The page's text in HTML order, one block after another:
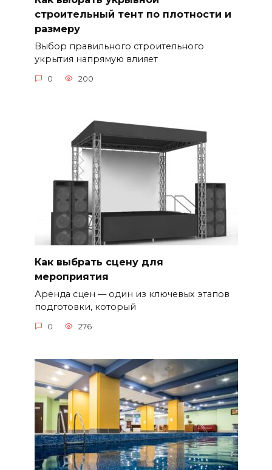
строительный тент по плотности и
размеру
Выбор правильного строительного
укрытия напрямую влияет
0 200
Как выбрать сцену для
мероприятия
Аренда сцен — один из ключевых этапов
подготовки, который
0 276